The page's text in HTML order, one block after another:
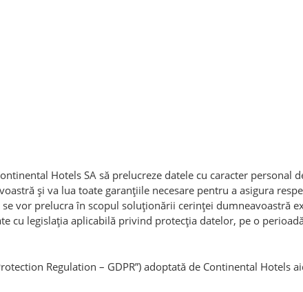
Hotels SA să prelucreze datele cu caracter personal
și va lua toate garanțiile necesare pentru a asigura
vor prelucra în scopul soluționării cerinței dumneavoastră
cu legislația aplicabilă privind protecția datelor, pe o
Regulation – GDPR”) adoptată de Continental Hotels